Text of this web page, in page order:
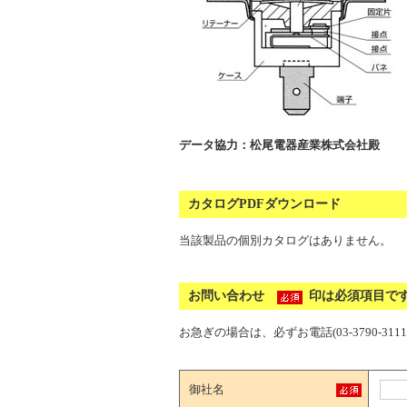
データ協力：松尾電器産業株式会社殿
カタログPDFダウンロード
当該製品の個別カタログはありません。
お問い合わせ 印は必須項目です
お急ぎの場合は、必ずお電話(03-3790-
御社名